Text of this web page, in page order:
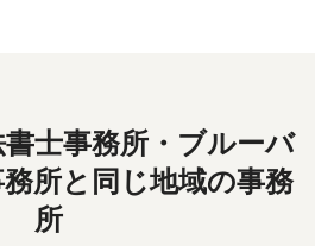
士事務所・ブルーバ
所と同じ地域の事務
所